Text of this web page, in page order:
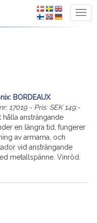
BORDEAUX
17019 - Pris: SEK 149:-
hålla ansträngande
en längra tid, fungerer
av armarna, och
vid ansträngande
metallspänne. Vinröd.